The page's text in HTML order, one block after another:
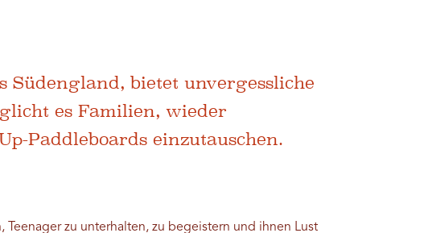
Südengland, bietet unvergessliche
es Familien, wieder
Paddleboards einzutauschen.
Teenager zu unterhalten, zu begeistern und ihnen Lust